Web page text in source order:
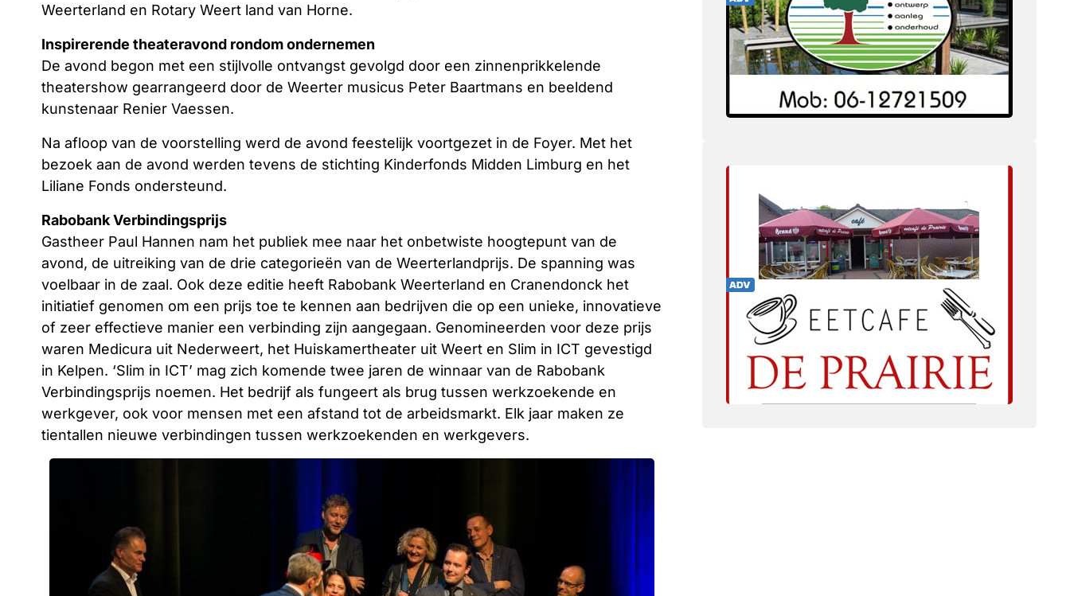
Weerterland en Rotary Weert land van Horne.
Inspirerende theateravond rondom ondernemen
De avond begon met een stijlvolle ontvangst gevolgd door een zinnenprikkelende
theatershow gearrangeerd door de Weerter musicus Peter Baartmans en beeldend
kunstenaar Renier Vaessen.
Na afloop van de voorstelling werd de avond feestelijk voortgezet in de Foyer. Met het
bezoek aan de avond werden tevens de stichting Kinderfonds Midden Limburg en het
Liliane Fonds ondersteund.
Rabobank Verbindingsprijs
Gastheer Paul Hannen nam het publiek mee naar het onbetwiste hoogtepunt van de
avond, de uitreiking van de drie categorieën van de Weerterlandprijs. De spanning was
voelbaar in de zaal. Ook deze editie heeft Rabobank Weerterland en Cranendonck het
initiatief genomen om een prijs toe te kennen aan bedrijven die op een unieke, innovatieve
of zeer effectieve manier een verbinding zijn aangegaan. Genomineerden voor deze prijs
waren Medicura uit Nederweert, het Huiskamertheater uit Weert en Slim in ICT gevestigd
in Kelpen. ‘Slim in ICT’ mag zich komende twee jaren de winnaar van de Rabobank
Verbindingsprijs noemen. Het bedrijf als fungeert als brug tussen werkzoekende en
werkgever, ook voor mensen met een afstand tot de arbeidsmarkt. Elk jaar maken ze
tientallen nieuwe verbindingen tussen werkzoekenden en werkgevers.